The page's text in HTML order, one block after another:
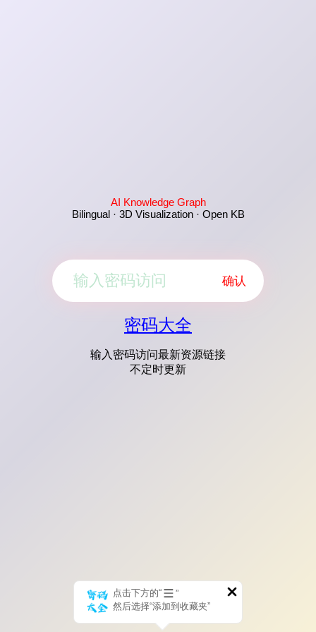
AI Knowledge Graph
Bilingual · 3D Visualization · Open KB
确认
密码大全
输入密码访问最新资源链接
不定时更新
点击下方的“
”
然后选择“添加到收藏夹”